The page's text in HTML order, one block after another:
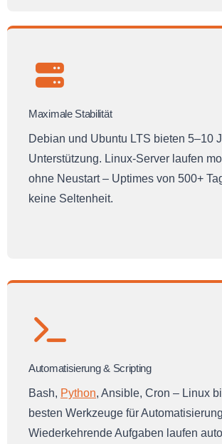
Maximale Stabilität
Debian und Ubuntu LTS bieten 5–10
Unterstützung. Linux-Server laufen
ohne Neustart – Uptimes von 500+
keine Seltenheit.
Automatisierung & Scripting
Bash, Python, Ansible, Cron – Linux
besten Werkzeuge für
Wiederkehrende Aufgaben laufen